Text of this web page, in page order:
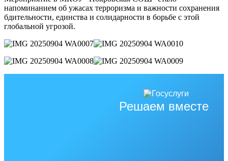
напоминанием об ужасах терроризма и важности сохранения
бдительности, единства и солидарности в борьбе с этой
глобальной угрозой.
Решаем вместе